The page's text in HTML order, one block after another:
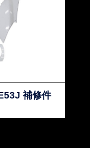
補修件